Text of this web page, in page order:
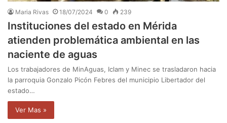
Maria Rivas 18/07/2024 0 239
Instituciones del estado en Mérida
atienden problemática ambiental en las
naciente de aguas
Los trabajadores de MinAguas, Iclam y Minec se trasladaron hacia
la parroquia Gonzalo Picón Febres del municipio Libertador del
estado…
Ver Mas »